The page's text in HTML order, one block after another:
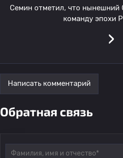
Семин отметил, что нынешний
команду эпохи
›
Написать комментарий
Обратная связь